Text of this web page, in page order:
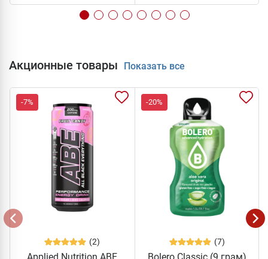
Акционные товары Показать все
-7%
(2)
-20%
(7)